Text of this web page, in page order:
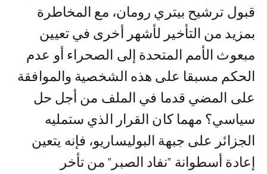
قبول ترشيح بيتري رومان، مع المخاطرة
بمزيد من التأخير لأشهر أخرى في تعيين
مبعوث الأمم المتحدة إلى الصحراء أو عدم
الحكم مسبقا على هذه الشخصية والموافقة
على المضي قدما في الملف من أجل حل
سياسي؟ مهما كان القرار الذي ستمليه
الجزائر على جبهة البوليساريو، فإنه يتعين
إعادة أسطوانة "نفاد الصبر" من تأخر